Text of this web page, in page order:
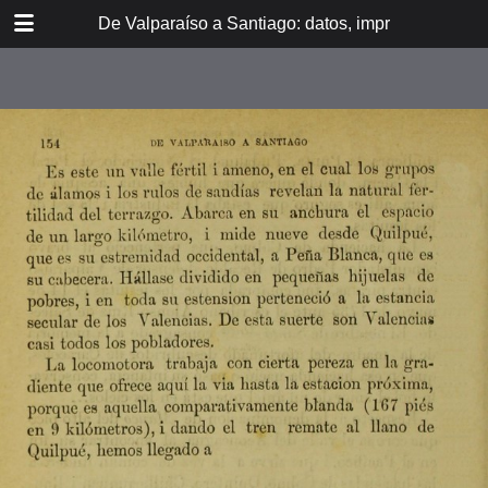
De Valparaíso a Santiago: datos, impresiones,
DOWNLOAD
Itinerario del ferrocarril de
Valparaíso a Santiago
espresamente grabado en Paris en
madera para esta obra
Dedicatoria
A los viajeros
En la Estación de Valparaíso
El banquete de inauguración i el
motín de Oyarce
Viña del Mar
Bosquejo histórico
El Salto